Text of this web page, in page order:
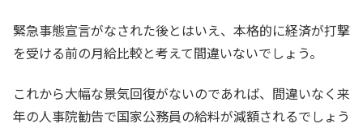
緊急事態宣言がなされた後とはいえ、本格的に経済が打撃
を受ける前の月給比較と考えて間違いないでしょう。
これから大幅な景気回復がないのであれば、間違いなく来
年の人事院勧告で国家公務員の給料が減額されるでしょう